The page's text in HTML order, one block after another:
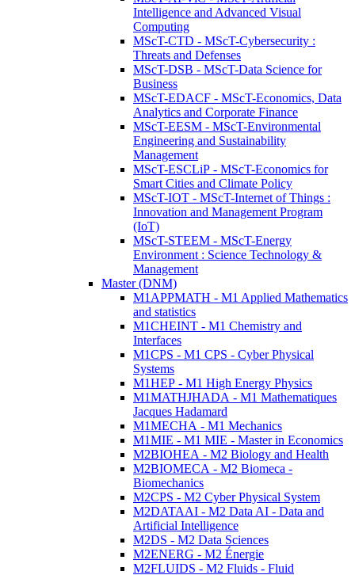
Intelligence and Advanced Visual
Computing
MScT-CTD - MScT-Cybersecurity :
Threats and Defenses
MScT-DSB - MScT-Data Science for
Business
MScT-EDACF - MScT-Economics, Data
Analytics and Corporate Finance
MScT-EESM - MScT-Environmental
Engineering and Sustainability
Management
MScT-ESCLiP - MScT-Economics for
Smart Cities and Climate Policy
MScT-IOT - MScT-Internet of Things :
Innovation and Management Program
(IoT)
MScT-STEEM - MScT-Energy
Environment : Science Technology &
Management
Master (DNM)
M1APPMATH - M1 Applied Mathematics
and statistics
M1CHEINT - M1 Chemistry and
Interfaces
M1CPS - M1 CPS - Cyber Physical
Systems
M1HEP - M1 High Energy Physics
M1MATHJHADA - M1 Mathematiques
Jacques Hadamard
M1MECHA - M1 Mechanics
M1MIE - M1 MIE - Master in Economics
M2BIOHEA - M2 Biology and Health
M2BIOMECA - M2 Biomeca -
Biomechanics
M2CPS - M2 Cyber Physical System
M2DATAAI - M2 Data AI - Data and
Artificial Intelligence
M2DS - M2 Data Sciences
M2ENERG - M2 Énergie
M2FLUIDS - M2 Fluids - Fluid